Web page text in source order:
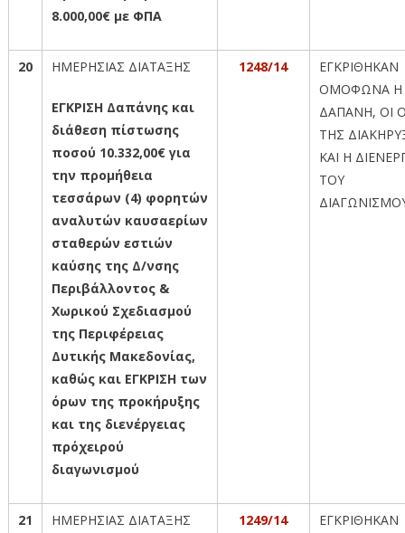
8.000,00€ με ΦΠΑ
20 ΗΜΕΡΗΣΙΑΣ ΔΙΑΤΑΞΗΣ
ΕΓΚΡΙΣΗ Δαπάνης και
διάθεση πίστωσης
ποσού 10.332,00€ για
την προμήθεια
τεσσάρων (4) φορητών
αναλυτών καυσαερίων
σταθερών εστιών
καύσης της Δ/νσης
Περιβάλλοντος &
Χωρικού Σχεδιασμού
της Περιφέρειας
Δυτικής Μακεδονίας,
καθώς και ΕΓΚΡΙΣΗ των
όρων της προκήρυξης
και της διενέργειας
πρόχειρού
διαγωνισμού
1248/14
ΕΓΚΡΙΘΗΚΑΝ
ΟΜΟΦΩΝΑ Η
ΔΑΠΑΝΗ, ΟΙ
ΤΗΣ
ΚΑΙ Η
ΤΟΥ
21 ΗΜΕΡΗΣΙΑΣ ΔΙΑΤΑΞΗΣ 1249/14
ΕΓΚΡΙΘΗΚΑΝ